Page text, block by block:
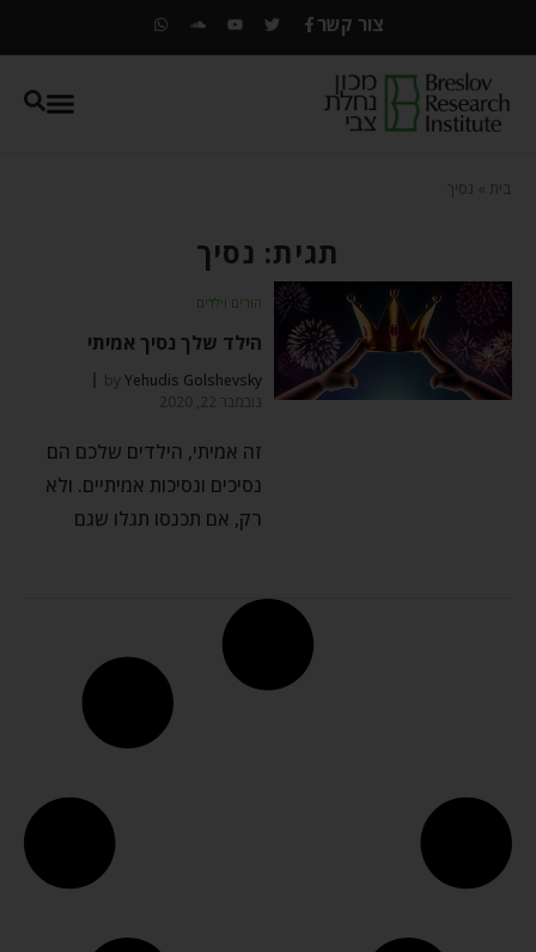
צור קשר
בית נסיך
תגית: נסיך
הורים וילדים
הילד שלך נסיך אמיתי
byYehudis Golshevsky
נובמבר 22, 2020
זה אמיתי, הילדים שלכם הם
נסיכים ונסיכות אמיתיים. ולא
רק, אם תכנסו תגלו שגם